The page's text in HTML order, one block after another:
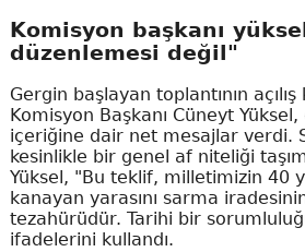
Komisyon başkanı
düzenlemesi değil"
Gergin başlayan toplantının açılış
Komisyon Başkanı Cüneyt
içeriğine dair net mesajlar verdi.
kesinlikle bir genel af niteliği
Yüksel, "Bu teklif, milletimizin 40
kanayan yarasını sarma
tezahürüdür. Tarihi bir
ifadelerini kullandı.